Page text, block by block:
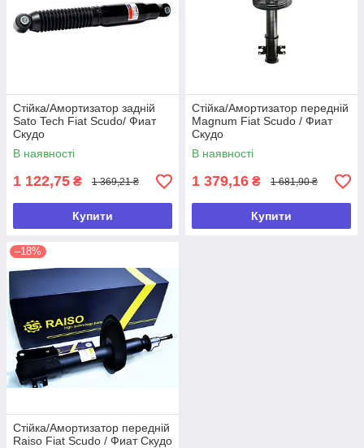
Стійка/Амортизатор задній
Sato Tech Fiat Scudo/ Фиат
Скудо
В наявності
1 122,75 ₴ 1 369,21 ₴
Купити
Стійка/Амортизатор передній
Magnum Fiat Scudo / Фиат
Скудо
В наявності
1 379,16 ₴ 1 681,90 ₴
Купити
–18%
Стійка/Амортизатор передній
Raiso Fiat Scudo / Фиат Скудо